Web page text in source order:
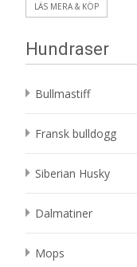
LÄS MERA & KÖP
Hundraser
Bullmastiff
Fransk bulldogg
Siberian Husky
Dalmatiner
Mops